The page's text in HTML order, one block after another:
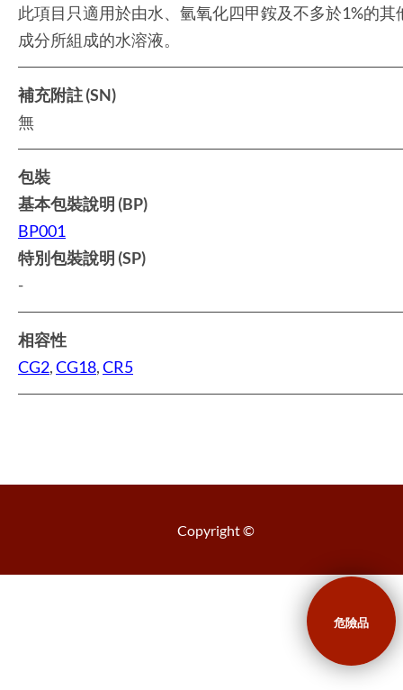
此項目只適用於由水、氫氧化四甲銨及不多於1%的其
成分所組成的水溶液。
補充附註 (SN)
無
包裝
基本包裝說明 (BP)
BP001
特別包裝說明 (SP)
-
相容性
CG2,CG18,CR5
Copyright ©
危險品